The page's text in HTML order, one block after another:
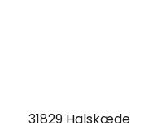
31829 Halskæde